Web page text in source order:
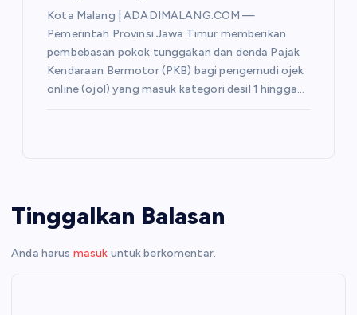
Kota Malang | ADADIMALANG.COM —
Pemerintah Provinsi Jawa Timur memberikan
pembebasan pokok tunggakan dan denda Pajak
Kendaraan Bermotor (PKB) bagi pengemudi ojek
online (ojol) yang masuk kategori desil 1 hingga…
Tinggalkan Balasan
Anda harus masuk untuk berkomentar.